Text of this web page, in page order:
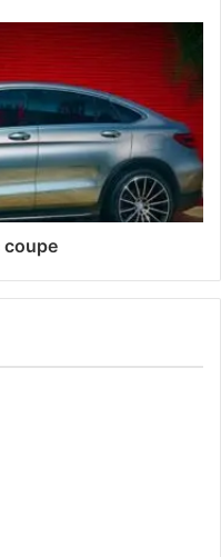
coupe